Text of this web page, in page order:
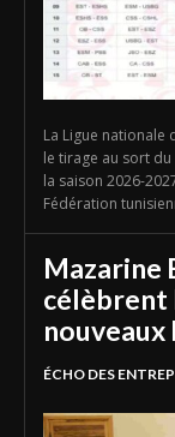
La Ligue
le tirage au sort
la saison 2026-
Fédération
Mazarine
célèbrent
nouveaux
ÉCHO DES